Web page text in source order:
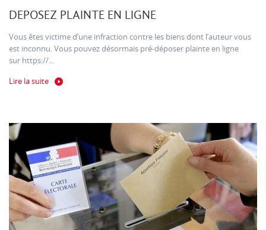
DEPOSEZ PLAINTE EN LIGNE
Vous êtes victime d’une infraction contre les biens dont l’auteur vous
est inconnu. Vous pouvez désormais pré-déposer plainte en ligne
sur https://...
Lire la suite